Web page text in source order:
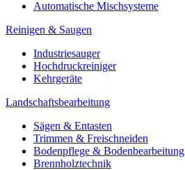
Automatische Mischsysteme
Reinigen & Saugen
Industriesauger
Hochdruckreiniger
Kehrgeräte
Landschaftsbearbeitung
Sägen & Entasten
Trimmen & Freischneiden
Bodenpflege & Bodenbearbeitung
Brennholztechnik